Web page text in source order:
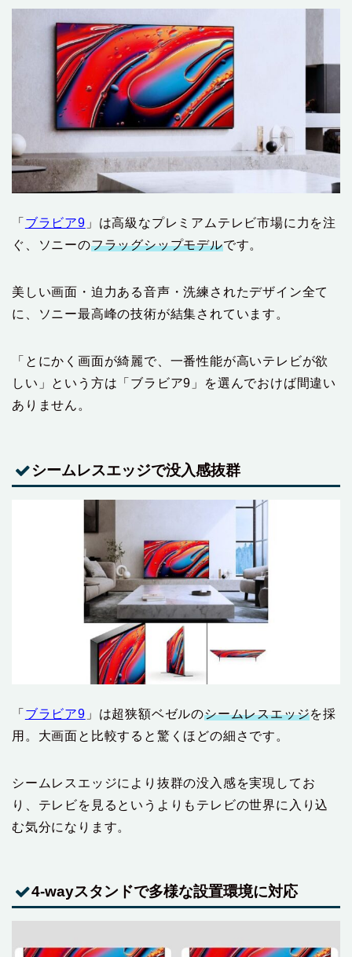
「 ブラビア9 」は高級なプレミアムテレビ市場に力を注
ぐ、ソニーのフラッグシップモデルです。
美しい画面・迫力ある音声・洗練されたデザイン全て
に、ソニー最高峰の技術が結集されています。
「とにかく画面が綺麗で、一番性能が高いテレビが欲
しい」という方は「ブラビア9」を選んでおけば間違い
ありません。
シームレスエッジで没入感抜群
「 ブラビア9 」は超狭額ベゼルのシームレスエッジを採
用。大画面と比較すると驚くほどの細さです。
シームレスエッジにより抜群の没入感を実現してお
り、テレビを見るというよりもテレビの世界に入り込
む気分になります。
4-wayスタンドで多様な設置環境に対応